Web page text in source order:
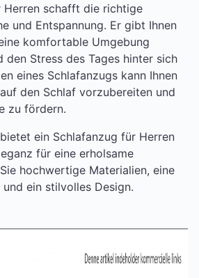
Herren schafft die richtige
und Entspannung. Er gibt Ihnen
komfortable Umgebung
den Stress des Tages hinter sich
eines Schlafanzugs kann Ihnen
den Schlaf vorzubereiten und
zu fördern.
ein Schlafanzug für Herren
für eine erholsame
hochwertige Materialien, eine
ein stilvolles Design.